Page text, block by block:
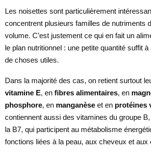
Les noisettes sont particulièrement
concentrent plusieurs familles de nutriments
volume. C’est justement ce qui en fait un
le plan nutritionnel : une petite quantité suffit
de choses utiles.
Dans la majorité des cas, on retient surtout
vitamine E, en fibres alimentaires, en
phosphore, en manganèse et en protéines
contiennent aussi des vitamines du groupe
la B7, qui participent au métabolisme
fonctions liées à la peau, aux cheveux et aux